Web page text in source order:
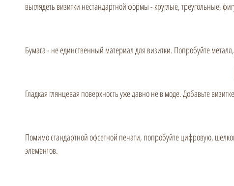
выглядеть визитки нестандартной формы - круглые, треугольные,
Бумага - не единственный материал для визитки. Попробуйте
Гладкая глянцевая поверхность уже давно не в моде. Добавьте
Помимо стандартной офсетной печати, попробуйте цифровую,
элементов.